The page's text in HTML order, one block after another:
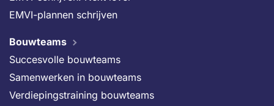
EMVI-plannen schrijven
Bouwteams
Succesvolle bouwteams
Samenwerken in bouwteams
Verdiepingstraining bouwteams